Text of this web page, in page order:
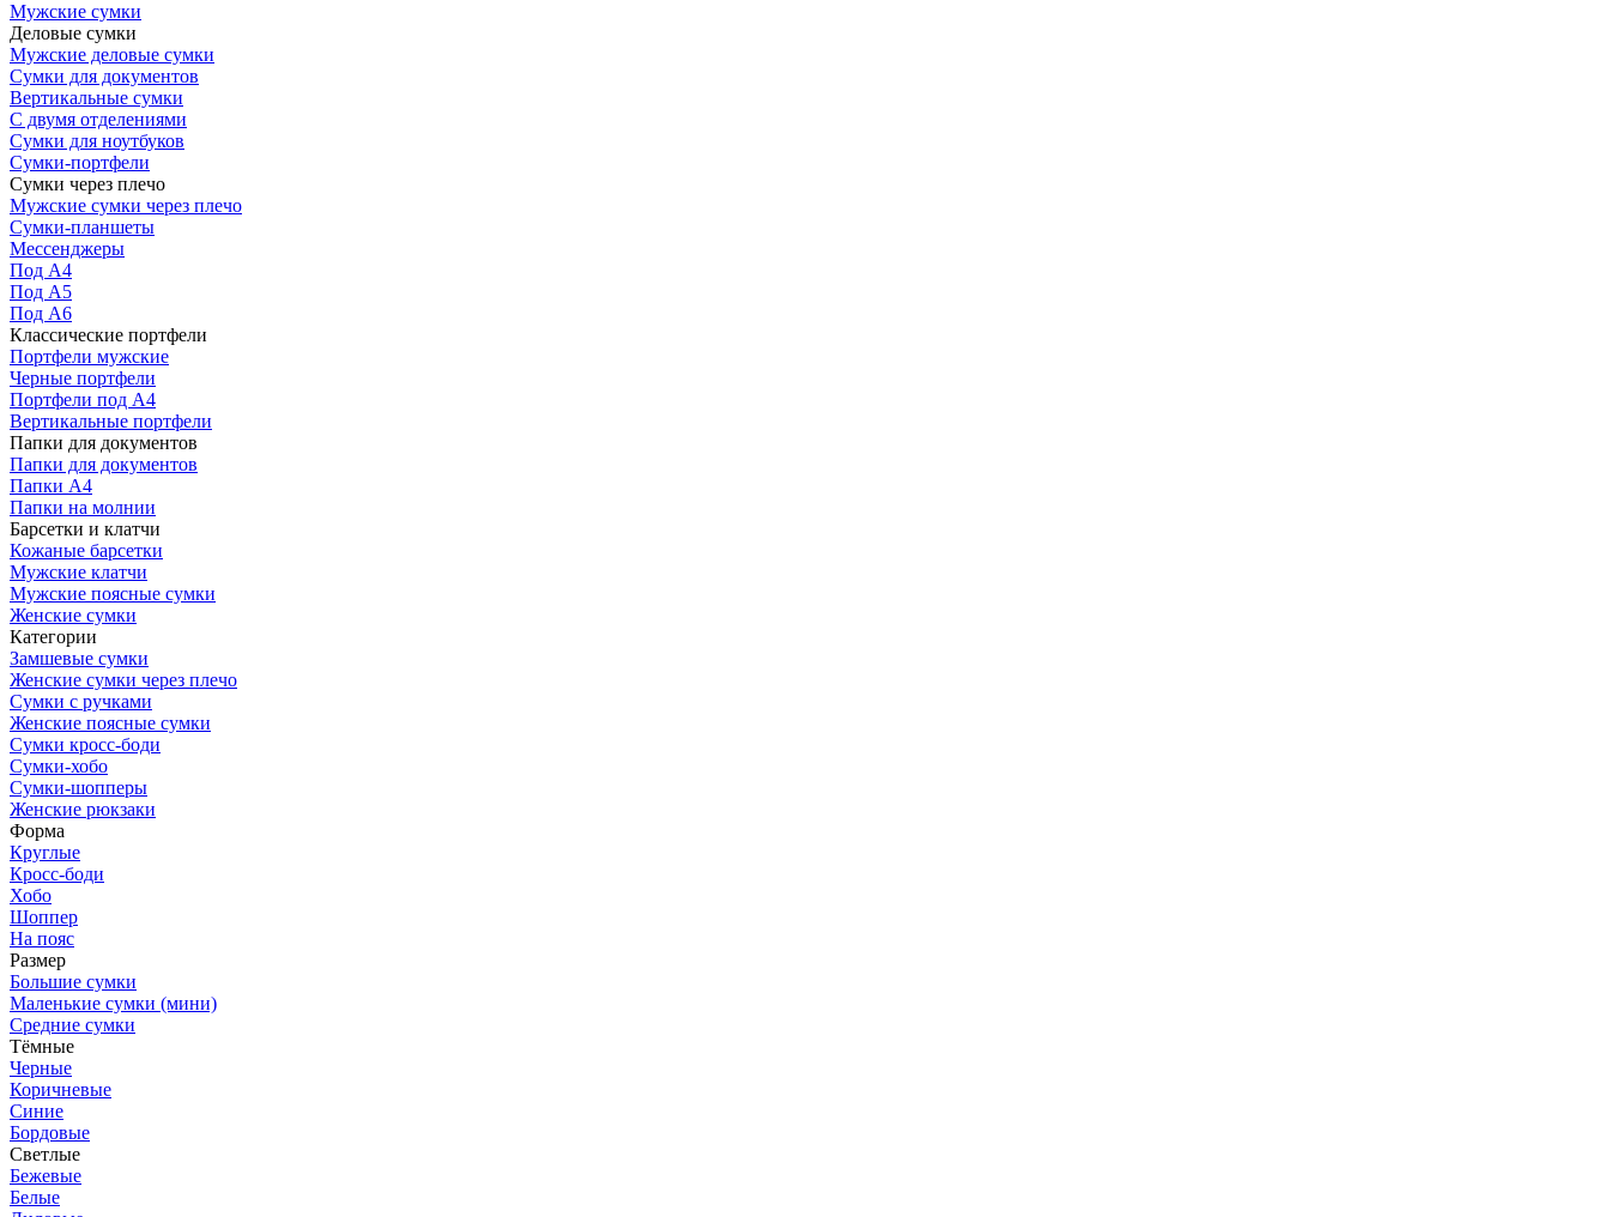
Мужские сумки
Деловые сумки
Мужские деловые сумки
Сумки для документов
Вертикальные сумки
С двумя отделениями
Сумки для ноутбуков
Сумки-портфели
Сумки через плечо
Мужские сумки через плечо
Сумки-планшеты
Мессенджеры
Под А4
Под А5
Под А6
Классические портфели
Портфели мужские
Черные портфели
Портфели под А4
Вертикальные портфели
Папки для документов
Папки для документов
Папки А4
Папки на молнии
Барсетки и клатчи
Кожаные барсетки
Мужские клатчи
Мужские поясные сумки
Женские сумки
Категории
Замшевые сумки
Женские сумки через плечо
Сумки с ручками
Женские поясные сумки
Сумки кросс-боди
Сумки-хобо
Сумки-шопперы
Женские рюкзаки
Форма
Круглые
Кросс-боди
Хобо
Шоппер
На пояс
Размер
Большие сумки
Маленькие сумки (мини)
Средние сумки
Тёмные
Черные
Коричневые
Синие
Бордовые
Светлые
Бежевые
Белые